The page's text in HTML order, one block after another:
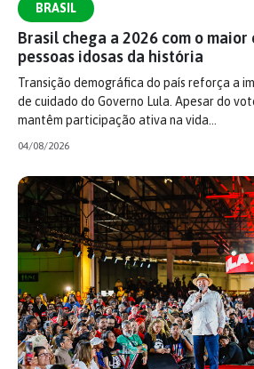
BRASIL
Brasil chega a 2026 com o
pessoas idosas da história
Transição demográfica do país reforça a
de cuidado do Governo Lula. Apesar do
mantêm participação ativa na vida…
04/08/2026